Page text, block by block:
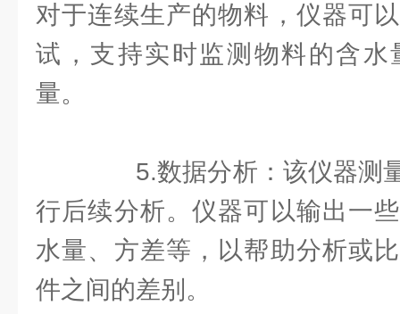
对于连续生产的物料，仪器可
试，支持实时监测物料的含水
量。
5.数据分析：该仪器测
行后续分析。仪器可以输出一
水量、方差等，以帮助分析或
件之间的差别。